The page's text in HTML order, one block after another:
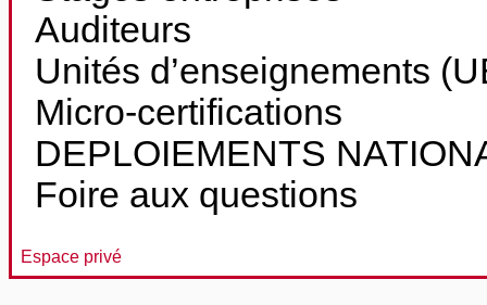
Auditeurs
Unités d’enseignements
Micro-certifications
DEPLOIEMENTS
Foire aux questions
Espace privé